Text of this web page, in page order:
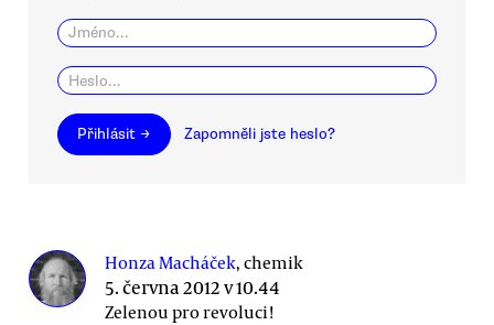
Přihlásit → Zapomněli jste heslo?
Honza Macháček, chemik
5. června 2012 v 10.44
Zelenou pro revoluci!